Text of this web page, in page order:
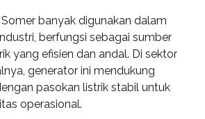
banyak digunakan dalam
berfungsi sebagai sumber
yang efisien dan andal. Di sektor
generator ini mendukung
pasokan listrik stabil untuk
operasional.